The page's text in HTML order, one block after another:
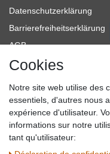
Datenschutzerklärung
Barrierefreiheitserklärung
AGB
Impressum
Blog
SICHER EINKAUFEN
Cookies
Notre site web utilise des
essentiels, d'autres nous
expérience d'utilisateur.
informations sur notre
tant qu'utilisateur: